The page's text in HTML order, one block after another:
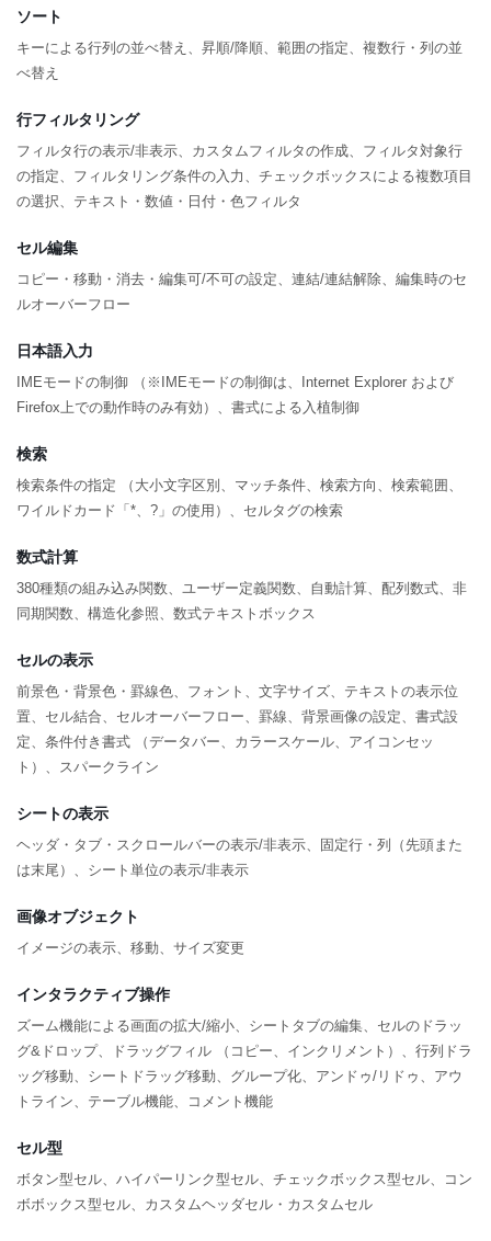
ソート
キーによる行列の並べ替え、昇順/降順、範囲の指定、複数行・列の並
べ替え
行フィルタリング
フィルタ行の表示/非表示、カスタムフィルタの作成、フィルタ対象行
の指定、フィルタリング条件の入力、チェックボックスによる複数項目
の選択、テキスト・数値・日付・色フィルタ
セル編集
コピー・移動・消去・編集可/不可の設定、連結/連結解除、編集時のセ
ルオーバーフロー
日本語入力
IMEモードの制御 （※IMEモードの制御は、Internet Explorer および
Firefox上での動作時のみ有効）、書式による入植制御
検索
検索条件の指定 （大小文字区別、マッチ条件、検索方向、検索範囲、
ワイルドカード「*、?」の使用）、セルタグの検索
数式計算
380種類の組み込み関数、ユーザー定義関数、自動計算、配列数式、非
同期関数、構造化参照、数式テキストボックス
セルの表示
前景色・背景色・罫線色、フォント、文字サイズ、テキストの表示位
置、セル結合、セルオーバーフロー、罫線、背景画像の設定、書式設
定、条件付き書式 （データバー、カラースケール、アイコンセッ
ト）、スパークライン
シートの表示
ヘッダ・タブ・スクロールバーの表示/非表示、固定行・列（先頭また
は末尾）、シート単位の表示/非表示
画像オブジェクト
イメージの表示、移動、サイズ変更
インタラクティブ操作
ズーム機能による画面の拡大/縮小、シートタブの編集、セルのドラッ
グ&ドロップ、ドラッグフィル （コピー、インクリメント）、行列ドラ
ッグ移動、シートドラッグ移動、グループ化、アンドゥ/リドゥ、アウ
トライン、テーブル機能、コメント機能
セル型
ボタン型セル、ハイパーリンク型セル、チェックボックス型セル、コン
ボボックス型セル、カスタムヘッダセル・カスタムセル